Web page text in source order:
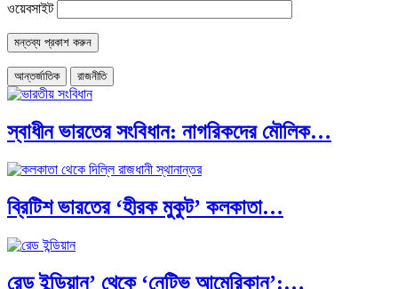
ওয়েবসাইট
আন্তর্জাতিক রাজনীতি
স্বাধীন ভারতের সংবিধান: নাগরিকদের মৌলিক…
ব্রিটিশ ভারতের ‘হীরক মুকুট’ কলকাতা…
রেড ইন্ডিয়ান’ থেকে ‘নেটিভ আমেরিকান’:…